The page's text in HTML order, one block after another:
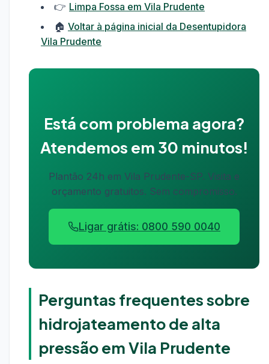
👉 Limpa Fossa em Vila Prudente
🏠 Voltar à página inicial da Desentupidora
Vila Prudente
Está com problema agora?
Atendemos em 30 minutos!
Plantão 24h em Vila Prudente-SP. Visita e
orçamento gratuitos. Sem compromisso.
Ligar grátis: 0800 590 0040
Perguntas frequentes sobre
hidrojateamento de alta
pressão em Vila Prudente